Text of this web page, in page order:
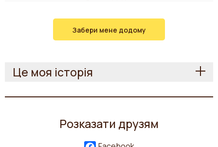
Забери мене додому
Це моя історія
Розказати друзям